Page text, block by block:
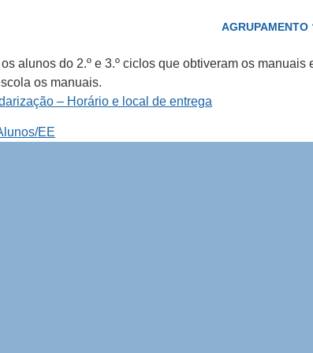
AGRUPAMENTO
alunos do 2.º e 3.º ciclos que obtiveram os
os manuais.
– Horário e local de entrega
EE